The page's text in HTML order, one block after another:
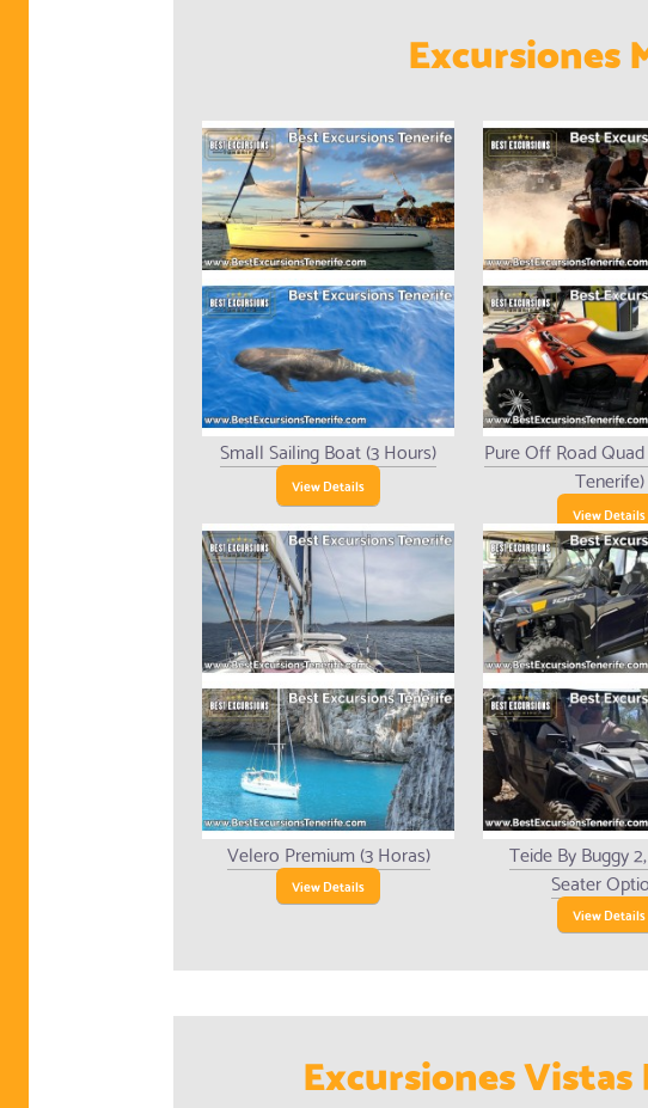
Excursiones
Small Sailing Boat (3 Hours)
View Details
Pure Off Road
Tenerife)
View Details
Velero Premium (3 Horas)
View Details
Teide By Buggy
Seater
View Details
Excursiones